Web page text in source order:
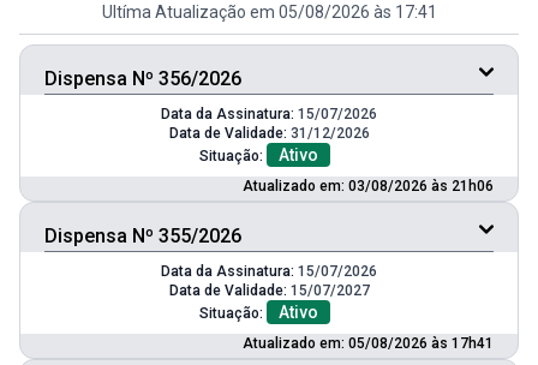
Ultíma Atualização em 05/08/2026 às 17:41
Dispensa Nº 356/2026
Data da Assinatura: 15/07/2026
Data de Validade: 31/12/2026
Situação:
Ativo
Atualizado em: 03/08/2026 às 21h06
Dispensa Nº 355/2026
Data da Assinatura: 15/07/2026
Data de Validade: 15/07/2027
Situação:
Ativo
Atualizado em: 05/08/2026 às 17h41